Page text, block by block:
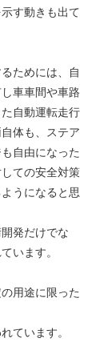
す動きも出て
ためには、自
車車間や車路
自動運転走行
体も、ステア
自由になった
ての安全対策
うになると思
発だけでな
います。
用途に限った
ています。